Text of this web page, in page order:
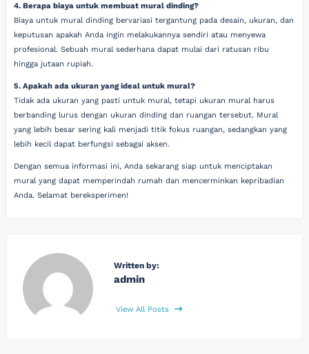
4. Berapa biaya untuk membuat mural dinding?
Biaya untuk mural dinding bervariasi tergantung pada desain, ukuran, dan
keputusan apakah Anda ingin melakukannya sendiri atau menyewa
profesional. Sebuah mural sederhana dapat mulai dari ratusan ribu
hingga jutaan rupiah.
5. Apakah ada ukuran yang ideal untuk mural?
Tidak ada ukuran yang pasti untuk mural, tetapi ukuran mural harus
berbanding lurus dengan ukuran dinding dan ruangan tersebut. Mural
yang lebih besar sering kali menjadi titik fokus ruangan, sedangkan yang
lebih kecil dapat berfungsi sebagai aksen.
Dengan semua informasi ini, Anda sekarang siap untuk menciptakan
mural yang dapat memperindah rumah dan mencerminkan kepribadian
Anda. Selamat bereksperimen!
Written by:
admin
View All Posts